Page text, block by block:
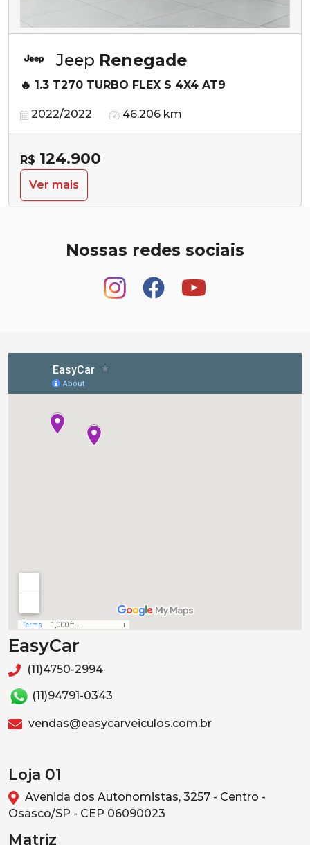
Jeep Renegade
🔥 1.3 T270 TURBO FLEX S 4X4 AT9
2022/2022 46.206 km
R$ 124.900
Ver mais
Nossas redes sociais
EasyCar
(11)4750-2994
(11)94791-0343
vendas@easycarveiculos.com.br
Loja 01
Avenida dos Autonomistas, 3257 - Centro -
Osasco/SP - CEP 06090023
Matriz